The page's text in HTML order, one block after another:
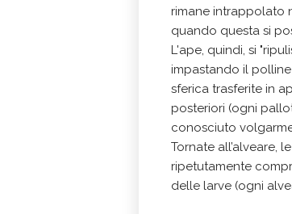
rimane intrappolato
quando questa si
L'ape, quindi, si
impastando il
sferica trasferite in
posteriori (ogni
conosciuto
Tornate all’alveare,
ripetutamente
delle larve (ogni